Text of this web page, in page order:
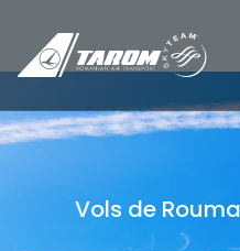
Vols de